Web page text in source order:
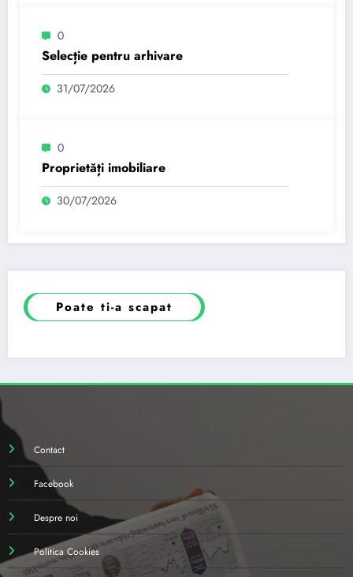
0
Selecție pentru arhivare
31/07/2026
0
Proprietăți imobiliare
30/07/2026
Poate ti-a scapat
Contact
Facebook
Despre noi
Politica Cookies